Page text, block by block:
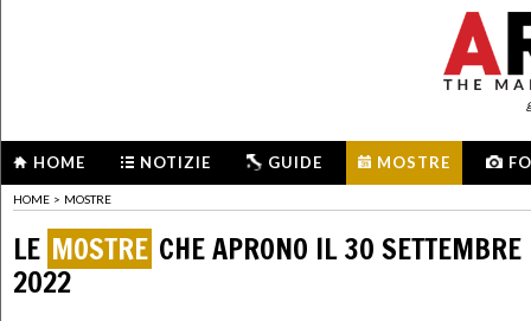
HOME NOTIZIE GUIDE MOSTRE
HOME > MOSTRE
LE MOSTRE CHE APRONO IL 30 SETTEMBRE
2022